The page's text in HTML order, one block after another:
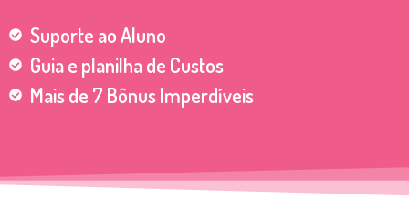
Suporte ao Aluno
Guia e planilha de Custos
Mais de 7 Bônus Imperdíveis